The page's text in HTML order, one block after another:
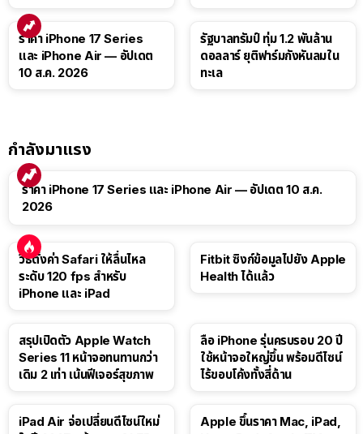
ราคา iPhone 17 Series
และ iPhone Air — อัปเดต
10 ส.ค. 2026
รัฐบาลทรัมป์ ทุ่ม 1.2 พันล้าน
ดอลลาร์ ยุติฟาร์มกังหันลมใน
ทะเล
กำลังมาแรง
ราคา iPhone 17 Series และ iPhone Air — อัปเดต 10 ส.ค.
2026
วิธีตั้งค่า Safari ให้ลื่นไหล
ระดับ 120 fps สำหรับ
iPhone และ iPad
Fitbit ซิงก์ข้อมูลไปยัง Apple
Health ได้แล้ว
สรุปเปิดตัว Apple Watch
Series 11 หน้าจอทนทานกว่า
เดิม 2 เท่า เน้นฟีเจอร์สุขภาพ
ลือ iPhone รุ่นครบรอบ 20 ปี
ใช้หน้าจอใหญ่ขึ้น พร้อมดีไซน์
ไร้ขอบโค้งทั้งสี่ด้าน
iPad Air จ่อเปลี่ยนดีไซน์ใหม่
Apple ขึ้นราคา Mac, iPad,